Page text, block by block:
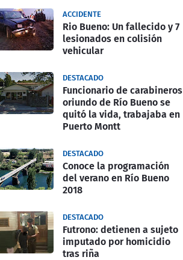
ACCIDENTE
Rio Bueno: Un fallecido y 7
lesionados en colisión
vehicular
DESTACADO
Funcionario de carabineros
oriundo de Río Bueno se
quitó la vida, trabajaba en
Puerto Montt
DESTACADO
Conoce la programación
del verano en Río Bueno
2018
DESTACADO
Futrono: detienen a sujeto
imputado por homicidio
tras riña